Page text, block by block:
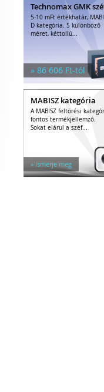
Technomax GMK
5-10 mFt értékhatár,
D kategória. 5 különböző
méret, kéttollú...
» 86 606 Ft-tól
MABISZ kategória
A MABISZ feltörési
fontos termékjellemző.
Sokat elárul a széf...
» Ismerje meg